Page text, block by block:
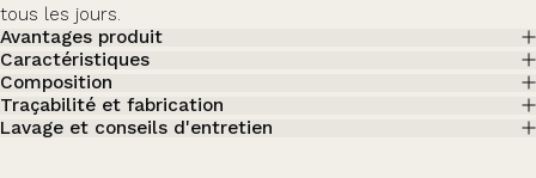
tous les jours.
Avantages produit
Caractéristiques
Composition
Traçabilité et fabrication
Lavage et conseils d'entretien